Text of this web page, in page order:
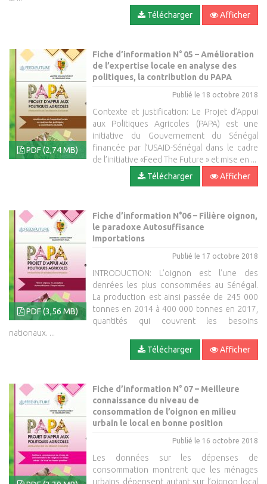
Télécharger
Afficher
PDF (2,74 MB)
Fiche d’information N° 05 – Amélioration
de l’expertise locale en analyse des
politiques, la contribution du PAPA
Publié le 18 octobre 2018
Contexte et justification: Le Projet d’Appui
aux Politiques Agricoles (PAPA) est une
initiative du Gouvernement du Sénégal
financée par l’USAID-Sénégal dans le cadre
de l’initiative «Feed The Future » et mise en ...
Télécharger
Afficher
PDF (3,56 MB)
Fiche d’information N°06 – Filière oignon,
le paradoxe Autosuffisance
Importations
Publié le 17 octobre 2018
INTRODUCTION: L’oignon est l’une des
denrées les plus consommées au Sénégal.
La production est ainsi passée de 245 000
tonnes en 2014 à 400 000 tonnes en 2017,
quantités qui couvrent les besoins
nationaux. ...
Télécharger
Afficher
Fiche d’information N° 07 – Meilleure
connaissance du niveau de
consommation de l’oignon en milieu
urbain le local en bonne position
Publié le 16 octobre 2018
Les données sur les dépenses de
consommation montrent que les ménages
urbains dépensent autant sur l’oignon local